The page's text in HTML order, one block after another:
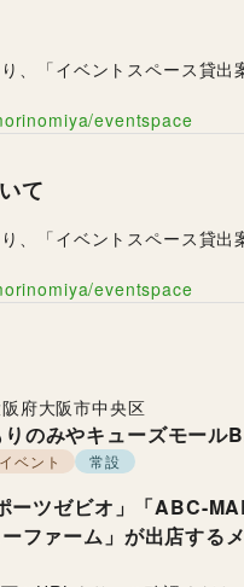
、「イベントスペース貸出
eventspace
て
、「イベントスペース貸出
eventspace
府大阪市中央区
りのみやキューズモール
イベント 常設
ーツゼビオ」「ABC-
ファーム」が出店する